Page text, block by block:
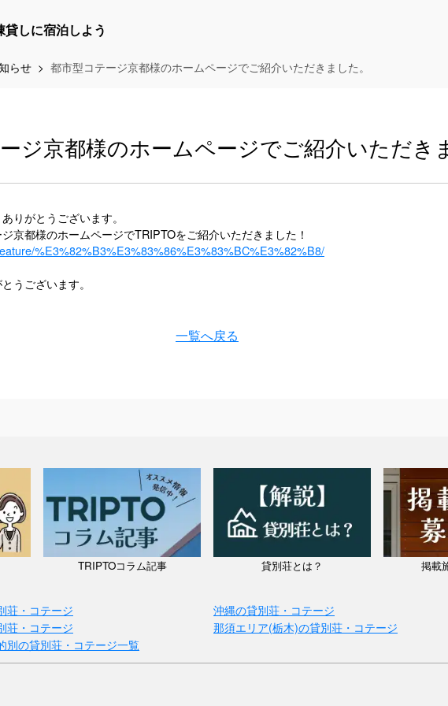
しに宿泊しよう
らせ 都市型コテージ京都様のホームページでご紹介いただきました。
ジ京都様のホームページでご紹介いただき
りがとうございます。
京都様のホームページでTRIPTOをご紹介いただきました！
%E3%82%B3%E3%83%86%E3%83%BC%E3%82%B8/
うございます。
一覧へ戻る
TRIPTOコラム記事 貸別荘とは？ 掲載
荘・コテージ 沖縄の貸別荘・コテージ
荘・コテージ 那須エリア(栃木)の貸別荘・コテージ
別の貸別荘・コテージ一覧